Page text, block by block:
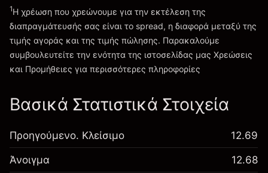
Χρεώσεις και Τέλη
1Η χρέωση που χρεώνουμε για την εκτέλεση της
διαπραγμάτευσής σας είναι το spread, η διαφορά μεταξύ της
τιμής αγοράς και της τιμής πώλησης. Παρακαλούμε
συμβουλευτείτε την ενότητα της ιστοσελίδας μας Χρεώσεις
και Προμήθειες για περισσότερες πληροφορίες
Βασικά Στατιστικά Στοιχεία
Προηγούμενο. Κλείσιμο 12.69
Άνοιγμα 12.68